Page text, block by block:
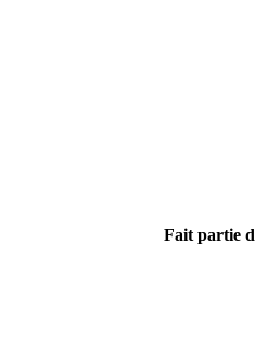
Fait partie